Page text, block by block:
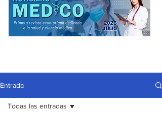
Entrada
Todas las entradas